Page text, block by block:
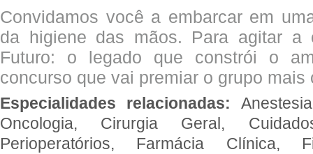
Convidamos você a embarcar em
da higiene das mãos. Para agitar a
Futuro: o legado que constrói o
concurso que vai premiar o grupo mais
Especialidades relacionadas:
Oncologia, Cirurgia Geral,
Perioperatórios, Farmácia Clínica,